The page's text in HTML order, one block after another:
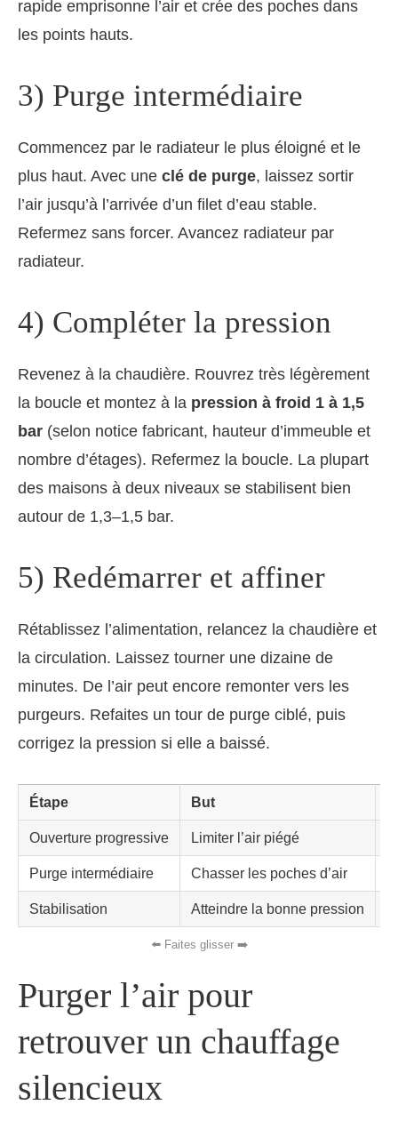
rapide emprisonne l’air et crée des poches dans
les points hauts.
3) Purge intermédiaire
Commencez par le radiateur le plus éloigné et le
plus haut. Avec une clé de purge, laissez sortir
l’air jusqu’à l’arrivée d’un filet d’eau stable.
Refermez sans forcer. Avancez radiateur par
radiateur.
4) Compléter la pression
Revenez à la chaudière. Rouvrez très légèrement
la boucle et montez à la pression à froid 1 à 1,5
bar (selon notice fabricant, hauteur d’immeuble et
nombre d’étages). Refermez la boucle. La plupart
des maisons à deux niveaux se stabilisent bien
autour de 1,3–1,5 bar.
5) Redémarrer et affiner
Rétablissez l’alimentation, relancez la chaudière et
la circulation. Laissez tourner une dizaine de
minutes. De l’air peut encore remonter vers les
purgeurs. Refaites un tour de purge ciblé, puis
corrigez la pression si elle a baissé.
Étape But
Ouverture progressive Limiter l’air piégé
Purge intermédiaire Chasser les poches d’air
Stabilisation Atteindre la bonne pression
Purger l’air pour
retrouver un chauffage
silencieux